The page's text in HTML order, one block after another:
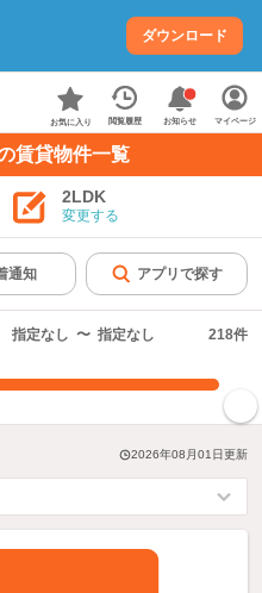
ダウンロード
お気に入り 閲覧履歴 お知らせ マイページ
賃貸物件一覧
2LDK
変更する
通知 アプリで探す
指定なし 〜 指定なし 218件
2026年08月01日更新